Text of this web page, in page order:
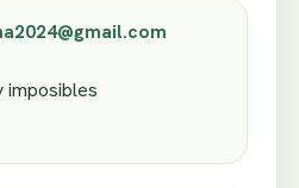
imposibles